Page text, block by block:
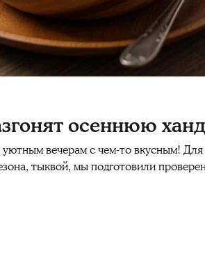
осеннюю
вечерам с чем-то вкусным!
тыквой, мы подготовили